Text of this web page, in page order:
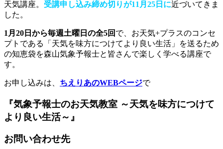
天気講座。 受講申し込み締め切りが11月25日に近づいてきま
した。
1月20日から毎週土曜日の全5回 で、お天気+プラスのコンセ
プトである「天気を味方につけてより良い生活」を送るため
の知恵袋を森山気象予報士と皆さんで楽しく学べる講座で
す。
お申し込みは、 ちえりあのWEBページで
『気象予報士のお天気教室 ～天気を味方につけて
より良い生活～』
お問い合わせ先